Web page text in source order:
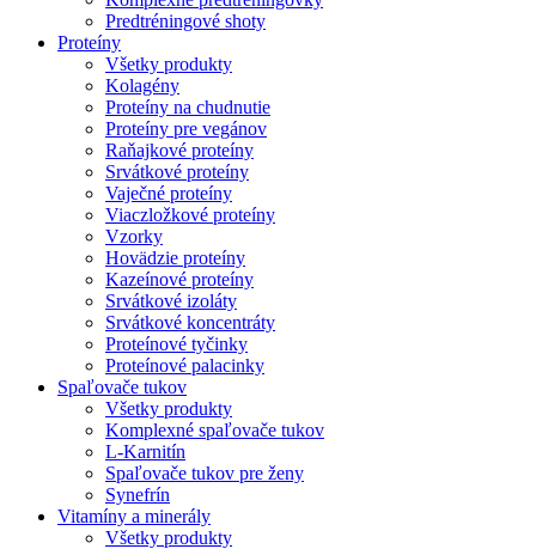
Predtréningové shoty
Proteíny
Všetky produkty
Kolagény
Proteíny na chudnutie
Proteíny pre vegánov
Raňajkové proteíny
Srvátkové proteíny
Vaječné proteíny
Viaczložkové proteíny
Vzorky
Hovädzie proteíny
Kazeínové proteíny
Srvátkové izoláty
Srvátkové koncentráty
Proteínové tyčinky
Proteínové palacinky
Spaľovače tukov
Všetky produkty
Komplexné spaľovače tukov
L-Karnitín
Spaľovače tukov pre ženy
Synefrín
Vitamíny a minerály
Všetky produkty